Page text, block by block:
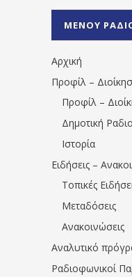
ΜΕΝΟΥ
Αρχική
Προφίλ –
Προφίλ –
Δημοτική
Ιστορία
Ειδήσεις –
Τοπικές
Μεταδόσεις
Ανακοινώσεις
Αναλυτικό
Ραδιοφωνικοί